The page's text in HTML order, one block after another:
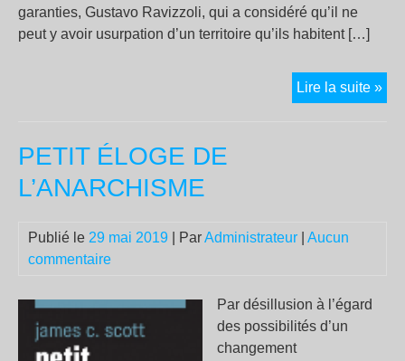
garanties, Gustavo Ravizzoli, qui a considéré qu’il ne
peut y avoir usurpation d’un territoire qu’ils habitent […]
Lire la suite »
PETIT ÉLOGE DE
L’ANARCHISME
Publié le 29 mai 2019 | ParAdministrateur
Aucun
commentaire
Par désillusion à l’égard
des possibilités d’un
changement